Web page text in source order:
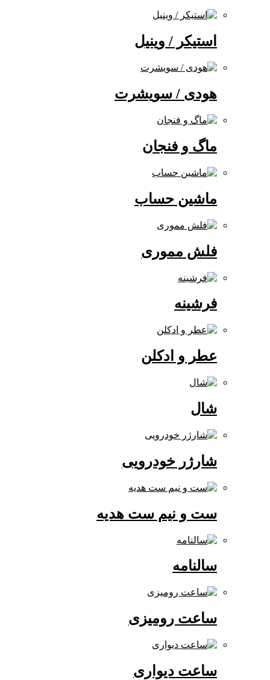
استیکر / وینیل
هودی / سویشرت
ماگ و فنجان
ماشین حساب
فلش مموری
عطر و ادکلن
شارژر خودرویی
ست و نیم ست هدیه
ساعت رومیزی
ساعت دیواری